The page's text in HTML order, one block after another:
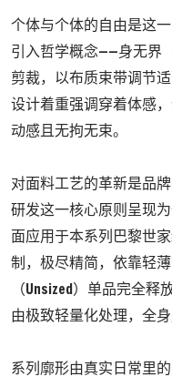
个体与个体的自由是这
引入哲学概念——身无界
剪裁， 以布质束带调节适
设计着重强调穿着体感，
动感且无拘无束。
对面料工艺的革新是品
研发这一核心原则呈现
面应用于本系列巴黎世家
制， 极尽精简， 依靠轻
（ Unsized ） 单品完全释
由极致轻量化处理， 全
系列廓形由真实日常里的